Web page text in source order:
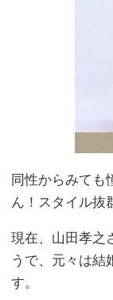
同性からみても
ん！スタイル抜
現在、山田孝之
うで、元々は結
す。